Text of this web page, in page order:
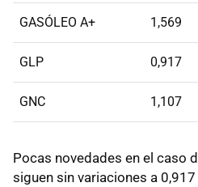
GASÓLEO A+ 1,569
GLP 0,917
GNC 1,107
Pocas novedades en el caso
siguen sin variaciones a